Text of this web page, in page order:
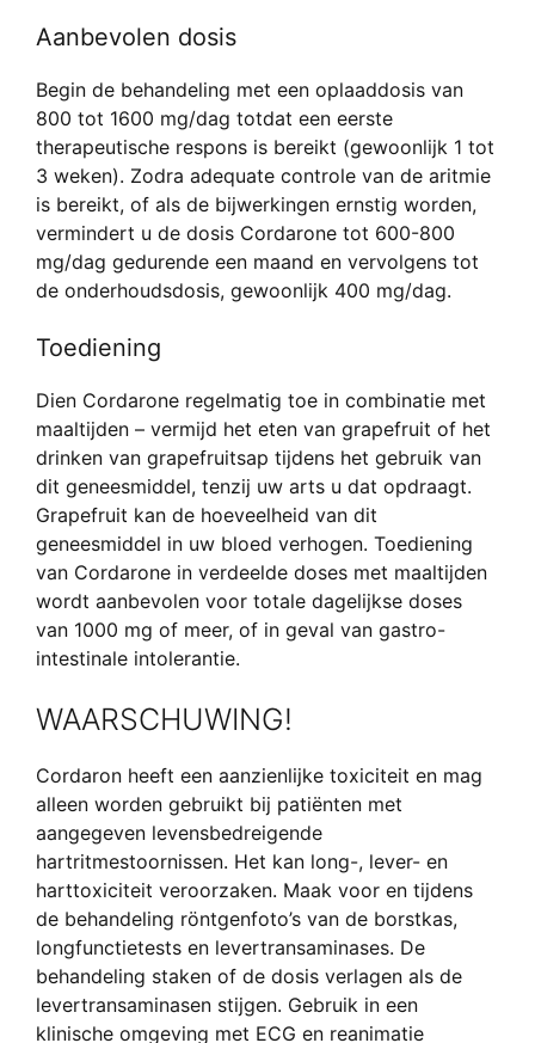
Aanbevolen dosis
Begin de behandeling met een oplaaddosis van
800 tot 1600 mg/dag totdat een eerste
therapeutische respons is bereikt (gewoonlijk 1 tot
3 weken). Zodra adequate controle van de aritmie
is bereikt, of als de bijwerkingen ernstig worden,
vermindert u de dosis Cordarone tot 600-800
mg/dag gedurende een maand en vervolgens tot
de onderhoudsdosis, gewoonlijk 400 mg/dag.
Toediening
Dien Cordarone regelmatig toe in combinatie met
maaltijden – vermijd het eten van grapefruit of het
drinken van grapefruitsap tijdens het gebruik van
dit geneesmiddel, tenzij uw arts u dat opdraagt.
Grapefruit kan de hoeveelheid van dit
geneesmiddel in uw bloed verhogen. Toediening
van Cordarone in verdeelde doses met maaltijden
wordt aanbevolen voor totale dagelijkse doses
van 1000 mg of meer, of in geval van gastro-
intestinale intolerantie.
WAARSCHUWING!
Cordaron heeft een aanzienlijke toxiciteit en mag
alleen worden gebruikt bij patiënten met
aangegeven levensbedreigende
hartritmestoornissen. Het kan long-, lever- en
harttoxiciteit veroorzaken. Maak voor en tijdens
de behandeling röntgenfoto’s van de borstkas,
longfunctietests en levertransaminases. De
behandeling staken of de dosis verlagen als de
levertransaminasen stijgen. Gebruik in een
klinische omgeving met ECG en reanimatie